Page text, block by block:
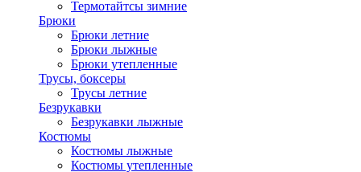
Термотайтсы зимние
Брюки
Брюки летние
Брюки лыжные
Брюки утепленные
Трусы, боксеры
Трусы летние
Безрукавки
Безрукавки лыжные
Костюмы
Костюмы лыжные
Костюмы утепленные